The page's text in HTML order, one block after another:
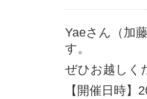
Yaeさん（加
す。
ぜひお越しく
【開催日時